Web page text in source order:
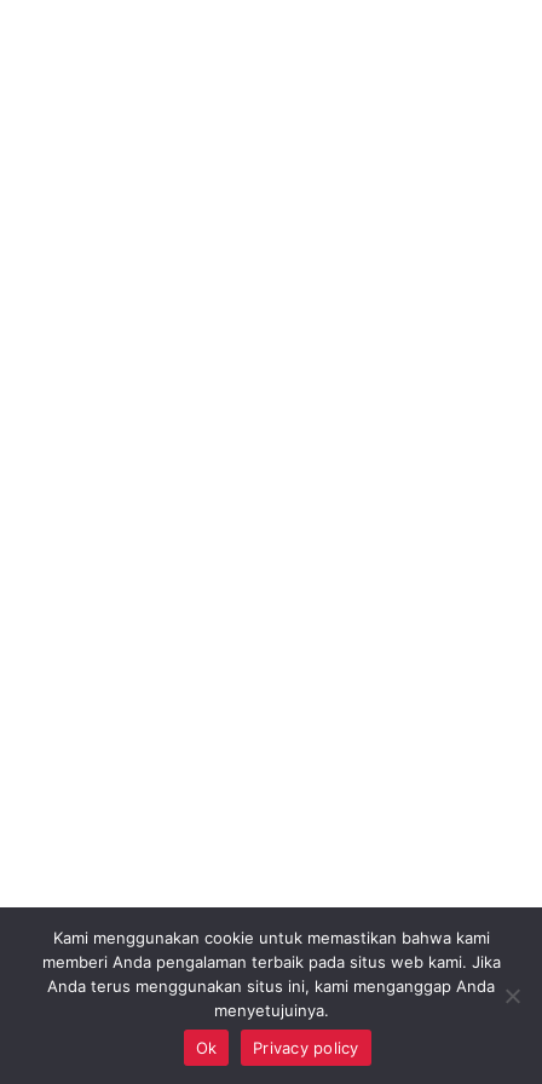
Kami menggunakan cookie untuk memastikan bahwa kami
memberi Anda pengalaman terbaik pada situs web kami. Jika
Anda terus menggunakan situs ini, kami menganggap Anda
menyetujuinya.
Ok
Privacy policy